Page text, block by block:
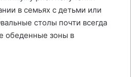
в семьях с детьми или
столы почти всегда
обеденные зоны в